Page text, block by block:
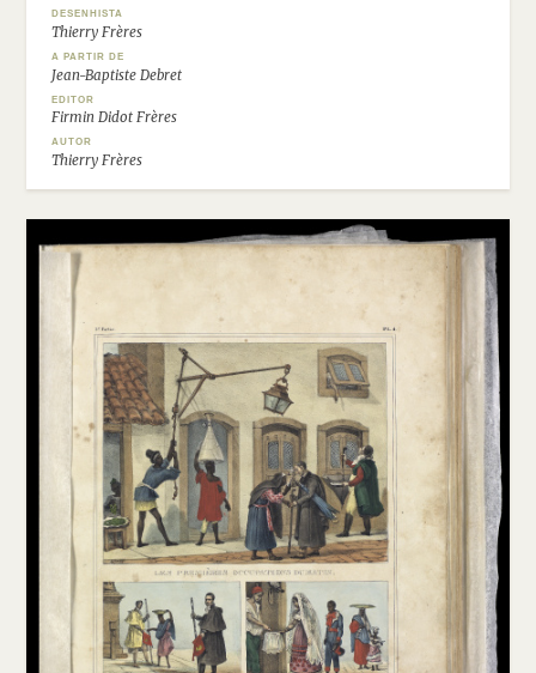
DESENHISTA
Thierry Frères
A PARTIR DE
Jean-Baptiste Debret
EDITOR
Firmin Didot Frères
AUTOR
Thierry Frères